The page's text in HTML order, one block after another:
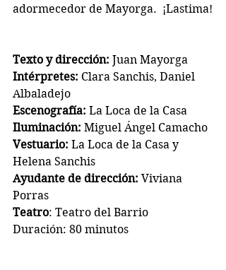
adormecedor de Mayorga.  ¡Lastima!
Texto y dirección: Juan Mayorga
Intérpretes: Clara Sanchis, Daniel
Albaladejo
Escenografía: La Loca de la Casa
Iluminación: Miguel Ángel Camacho
Vestuario: La Loca de la Casa y
Helena Sanchis
Ayudante de dirección: Viviana
Porras
Teatro: Teatro del Barrio
Duración: 80 minutos